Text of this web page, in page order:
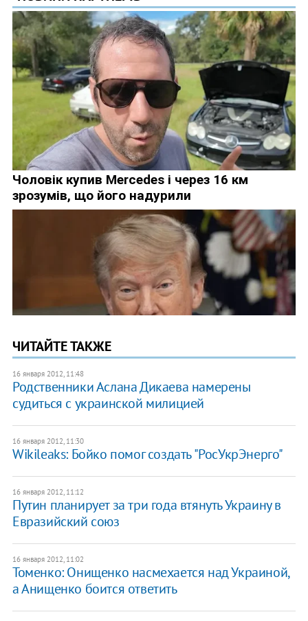
ЧИТАЙТЕ ТАКЖЕ
16 января 2012, 11:48
Родственники Аслана Дикаева намерены
судиться с украинской милицией
16 января 2012, 11:30
Wikileaks: Бойко помог создать "РосУкрЭнерго"
16 января 2012, 11:12
Путин планирует за три года втянуть Украину в
Евразийский союз
16 января 2012, 11:02
Томенко: Онищенко насмехается над Украиной,
а Анищенко боится ответить